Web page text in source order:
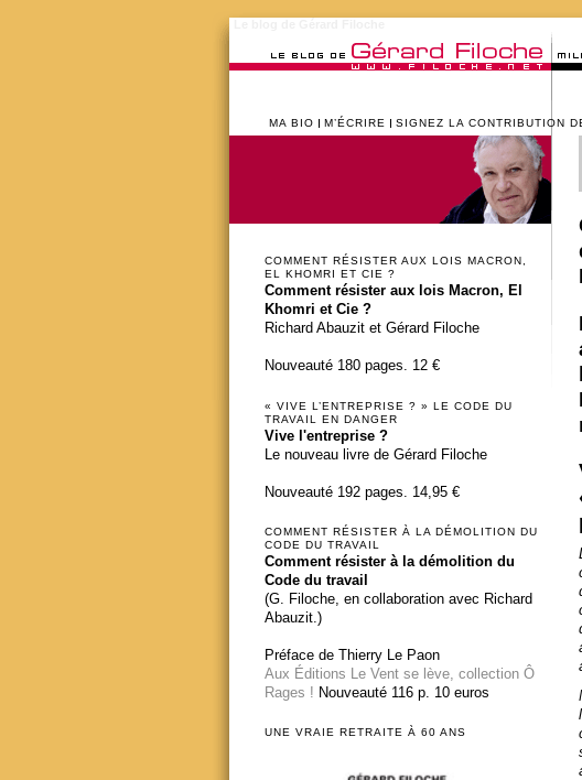
MA BIO M’ÉCRIRE SIGNEZ LA CONTRIBUTION
COMMENT RÉSISTER AUX LOIS MACRON,
EL KHOMRI ET CIE ?
Comment résister aux lois Macron, El
Khomri et Cie ?
Richard Abauzit et Gérard Filoche
Nouveauté 180 pages. 12 €
« VIVE L’ENTREPRISE ? » LE CODE DU
TRAVAIL EN DANGER
Vive l'entreprise ?
Le nouveau livre de Gérard Filoche
Nouveauté 192 pages. 14,95 €
COMMENT RÉSISTER À LA DÉMOLITION DU
CODE DU TRAVAIL
Comment résister à la démolition du
Code du travail
(G. Filoche, en collaboration avec Richard
Abauzit.)
Préface de Thierry Le Paon
Aux Éditions Le Vent se lève, collection Ô
Rages ! Nouveauté 116 p. 10 euros
UNE VRAIE RETRAITE À 60 ANS